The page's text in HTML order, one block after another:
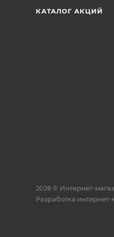
КАТАЛОГ АКЦИЙ
2026 © Интернет-
Разработка интернет-